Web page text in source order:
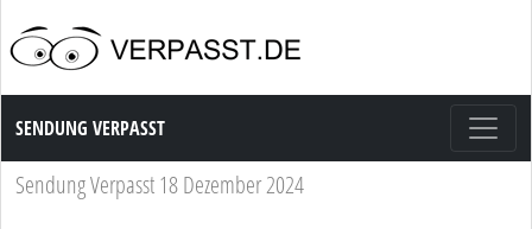
Sendung Verpasst
SENDUNG VERPASST
Sendung Verpasst 18 Dezember 2024